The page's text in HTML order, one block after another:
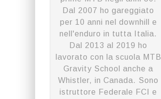
Dal 2007 ho gareggiato
per 10 anni nel downhill e
nell'enduro in tutta Italia.
Dal 2013 al 2019 ho
lavorato con la scuola MTB
Gravity School anche a
Whistler, in Canada. Sono
istruttore Federale FCI e